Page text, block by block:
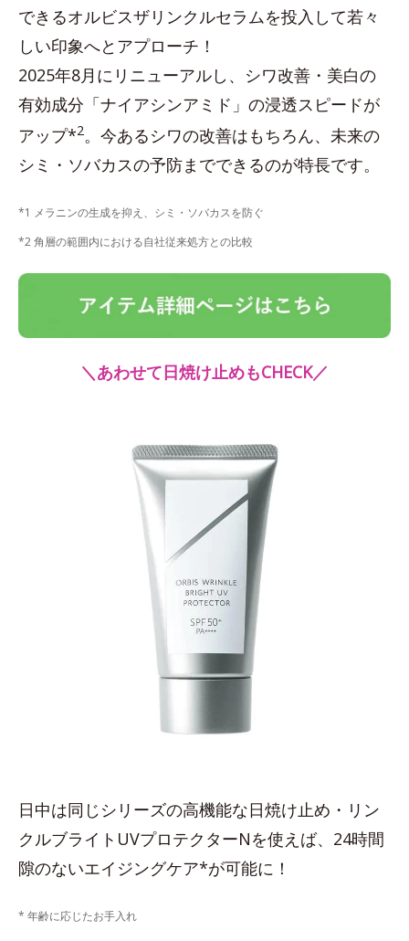
できるオルビスザリンクルセラムを投入して若々
しい印象へとアプローチ！
2025年8月にリニューアルし、シワ改善・美白の
有効成分「ナイアシンアミド」の浸透スピードが
アップ*2。今あるシワの改善はもちろん、未来の
シミ・ソバカスの予防までできるのが特長です。
*1 メラニンの生成を抑え、シミ・ソバカスを防ぐ
*2 角層の範囲内における自社従来処方との比較
＼あわせて日焼け止めもCHECK／
日中は同じシリーズの高機能な日焼け止め・リン
クルブライトUVプロテクターNを使えば、24時間
隙のないエイジングケア*が可能に！
* 年齢に応じたお手入れ